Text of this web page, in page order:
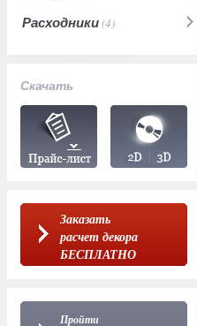
Расходники(4)
Скачать
Заказать
расчет декора
БЕСПЛАТНО
Пройти